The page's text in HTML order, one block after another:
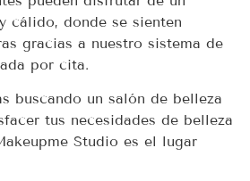
cálido, donde se sienten
gracias a nuestro sistema de
por cita.
buscando un salón de belleza
tus necesidades de belleza
Studio es el lugar